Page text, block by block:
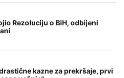
Rezoluciju o BiH, odbijeni
kazne za prekršaje, prvi